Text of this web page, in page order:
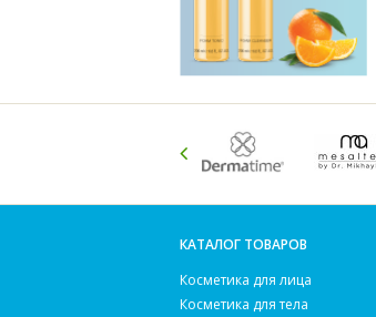
КАТАЛОГ ТОВАРОВ
Косметика для лица
Косметика для тела